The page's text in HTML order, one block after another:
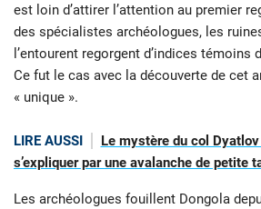
est loin d’attirer l’attention au premier
des spécialistes archéologues, les
l’entourent regorgent d’indices témoins
Ce fut le cas avec la découverte de cet
« unique ».
LIRE AUSSI
Le mystère du col
s’expliquer par une avalanche de petite
Les archéologues fouillent Dongola